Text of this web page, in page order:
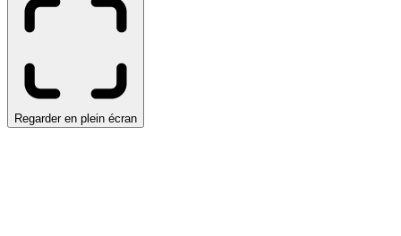
Regarder en plein écran